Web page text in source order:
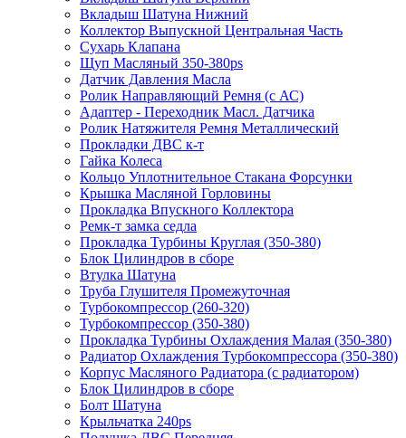
Вкладыш Шатуна Нижний
Коллектор Выпускной Центральная Часть
Сухарь Клапана
Щуп Масляный 350-380ps
Датчик Давления Масла
Ролик Направляющий Ремня (с АС)
Адаптер - Переходник Масл. Датчика
Ролик Натяжителя Ремня Металлический
Прокладки ДВС к-т
Гайка Колеса
Кольцо Уплотнительное Стакана Форсунки
Крышка Масляной Горловины
Прокладка Впускного Коллектора
Ремк-т замка седла
Прокладка Турбины Круглая (350-380)
Блок Цилиндров в сборе
Втулка Шатуна
Труба Глушителя Промежуточная
Турбокомпрессор (260-320)
Турбокомпрессор (350-380)
Прокладка Турбины Охлаждения Малая (350-380)
Радиатор Охлаждения Турбокомпрессора (350-380)
Корпус Масляного Радиатора (с радиатором)
Блок Цилиндров в сборе
Болт Шатуна
Крыльчатка 240ps